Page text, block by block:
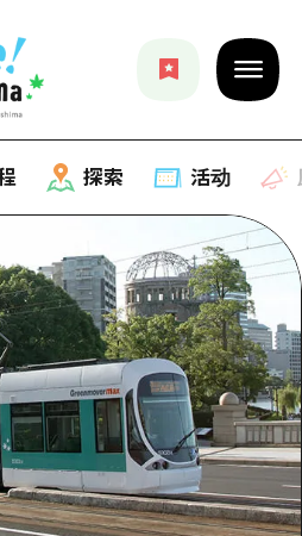
探索 活动
官方向导
旅行